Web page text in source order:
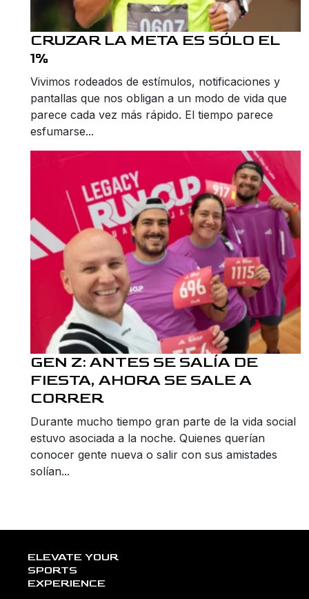
CRUZAR LA META ES SÓLO EL
1%
Vivimos rodeados de estímulos, notificaciones y
pantallas que nos obligan a un modo de vida que
parece cada vez más rápido. El tiempo parece
esfumarse...
GEN Z: ANTES SE SALÍA DE
FIESTA, AHORA SE SALE A
CORRER
Durante mucho tiempo gran parte de la vida social
estuvo asociada a la noche. Quienes querían
conocer gente nueva o salir con sus amistades
solían...
ELEVATE YOUR
SPORTS
EXPERIENCE